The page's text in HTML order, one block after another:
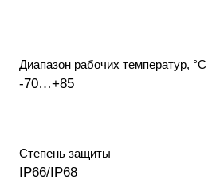
Диапазон рабочих температур, °С
-70…+85
Степень защиты
IP66/IP68